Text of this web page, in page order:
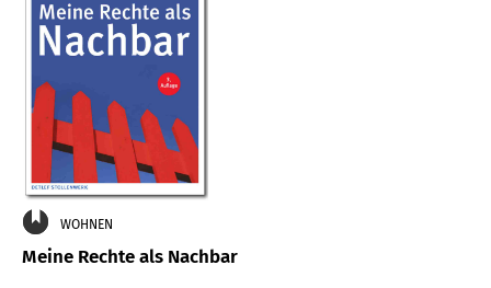
WOHNEN
Meine Rechte als Nachbar